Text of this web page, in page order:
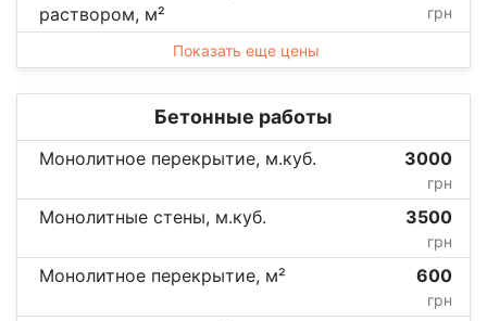
раствором, м²
грн
Показать еще цены
Бетонные работы
Монолитное перекрытие, м.куб. 3000
грн
Монолитные стены, м.куб. 3500
грн
Монолитное перекрытие, м² 600
грн